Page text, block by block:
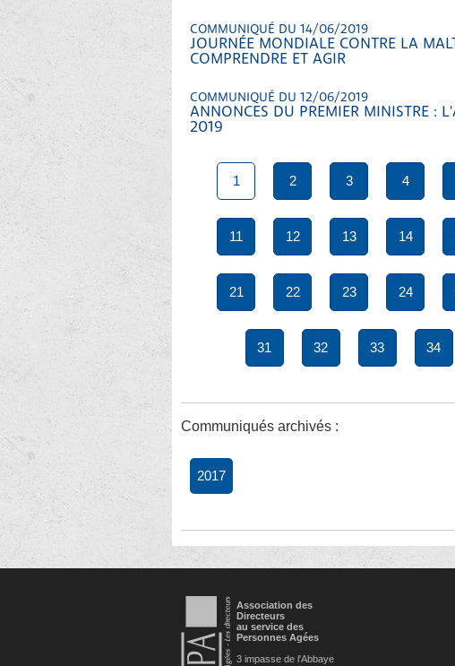
COMMUNIQUÉ DU 14/06/2019
JOURNÉE MONDIALE CONTRE LA
COMPRENDRE ET AGIR
COMMUNIQUÉ DU 12/06/2019
ANNONCES DU PREMIER MINISTRE :
2019
1 2 3 4
11 12 13 14
21 22 23 24
31 32 33 34
Communiqués archivés :
2017
Association des
Directeurs
au service des
Personnes Agées
3 impasse de l'Abbaye